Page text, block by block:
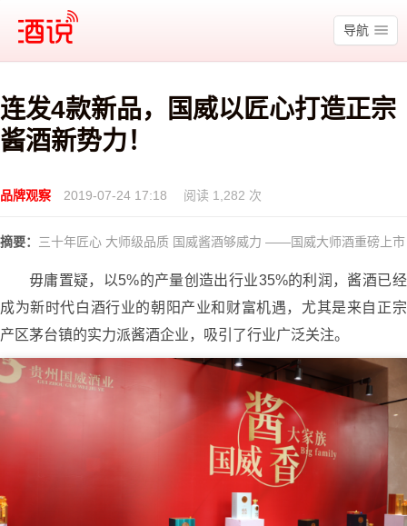
酒说
导航
连发4款新品，国威以匠心打造正宗
酱酒新势力！
品牌观察 2019-07-24 17:18 阅读 1,282 次
摘要： 三十年匠心 大师级品质 国威酱酒够威力 ——国威大师酒重磅上市
毋庸置疑，以5%的产量创造出行业35%的利润，酱酒已经
成为新时代白酒行业的朝阳产业和财富机遇，尤其是来自正宗
产区茅台镇的实力派酱酒企业，吸引了行业广泛关注。